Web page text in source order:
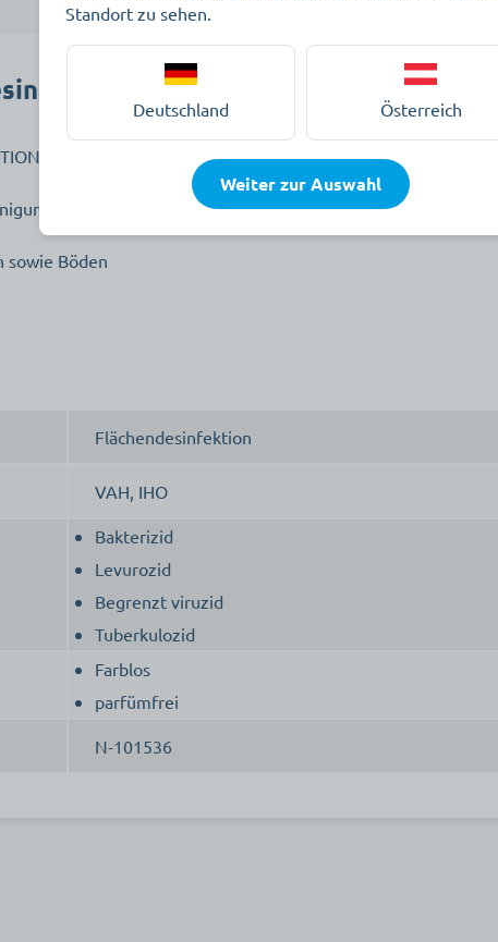
sowie Böden
Flächendesinfektion
VAH, IHO
Bakterizid
Levurozid
Begrenzt viruzid
Tuberkulozid
Farblos
parfümfrei
N-101536
Standort zu sehen.
Deutschland Österreich
Weiter zur Auswahl